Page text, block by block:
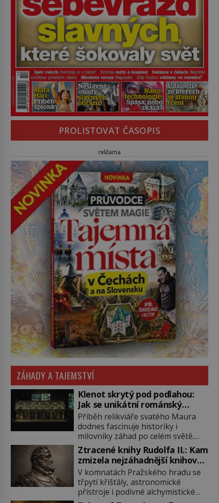
PROLISTOVAT ČASOPIS
reklama
ZÁHADY A TAJEMSTVÍ
Klenot skrytý pod podlahou:
Jak se unikátní románský
poklad dostal do zapadlého
Bečova?
Příběh relikviáře svatého Maura
dodnes fascinuje historiky i
milovníky záhad po celém světě.
Tato románská zlatnická památka
ze 13. století je po českých
korunovačních klenotech druhým
nejcennějším movitým majetkem v
České republice. Přestože byl
klenot v roce 1985 po dramatickém
Ztracené knihy Rudolfa II.: Kam
zmizela nejzáhadnější knihovna
Evropy?
V komnatách Pražského hradu se
třpytí křišťály, astronomické
přístroje i podivné alchymistické